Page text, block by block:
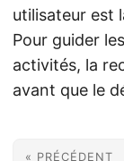
utilisateur est
Pour guider
activités, la
avant que le
« PRÉCÉDENT